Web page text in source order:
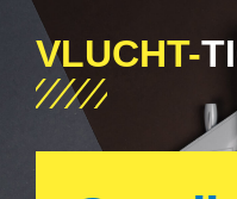
VLUCHT-